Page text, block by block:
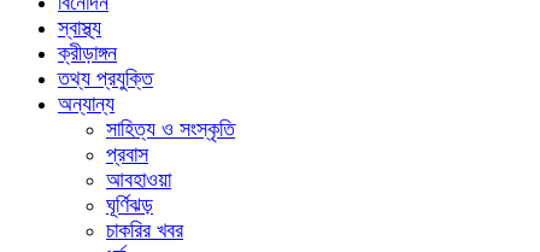
স্বাস্থ্য
ক্রীড়াঙ্গন
তথ্য প্রযুক্তি
অন্যান্য
সাহিত্য ও সংস্কৃতি
প্রবাস
আবহাওয়া
ঘূর্ণিঝড়
চাকরির খবর